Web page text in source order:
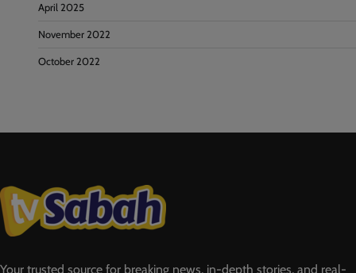
April 2025
November 2022
October 2022
Your trusted source for breaking news, in-depth stories, and real-